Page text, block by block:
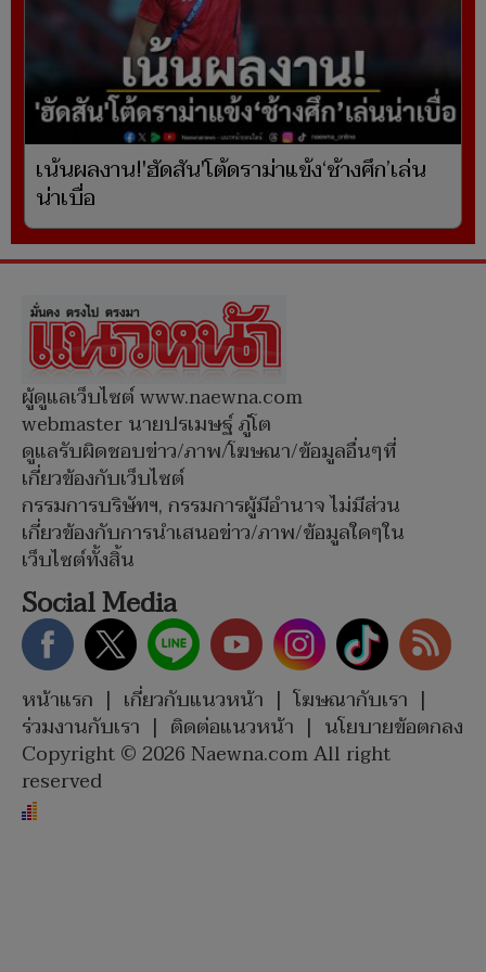
เน้นผลงาน!'ฮัดสัน'โต้ดราม่าแข้ง‘ช้างศึก’เล่น
น่าเบื่อ
ผู้ดูแลเว็บไซต์ www.naewna.com
webmaster นายปรเมษฐ์ ภู่โต
ดูแลรับผิดชอบข่าว/ภาพ/โฆษณา/ข้อมูลอื่นๆที่
เกี่ยวข้องกับเว็บไซต์
กรรมการบริษัทฯ, กรรมการผู้มีอำนาจ ไม่มีส่วน
เกี่ยวข้องกับการนำเสนอข่าว/ภาพ/ข้อมูลใดๆใน
เว็บไซต์ทั้งสิ้น
Social Media
หน้าแรก | เกี่ยวกับแนวหน้า | โฆษณากับเรา |
ร่วมงานกับเรา | ติดต่อแนวหน้า | นโยบายข้อตกลง
Copyright © 2026 Naewna.com All right
reserved